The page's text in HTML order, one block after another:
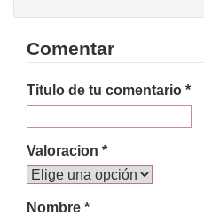
Comentar
Titulo de tu comentario *
Valoracion *
Nombre *